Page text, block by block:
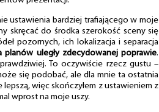
ustawienia bardziej trafiającego w moje
skręcać do środka szerokość sceny się
pozornych, ich lokalizacja i separacja
planów uległy zdecydowanej poprawie.
To oczywiście rzecz gustu –
się podobać, ale dla mnie ta ostatnia
lepszą, więc skończyłem z ustawieniem z
wprost na moje uszy.